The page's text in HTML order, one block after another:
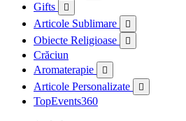
Gifts 
Articole Sublimare 
Obiecte Religioase 
Crăciun
Aromaterapie

Articole Personalizate 
TopEvents360